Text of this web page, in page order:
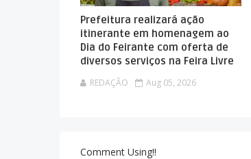
Prefeitura realizará ação
itinerante em homenagem ao
Dia do Feirante com oferta de
diversos serviços na Feira Livre
REDAÇÃO Aug 05, 2026
Comment Using!!